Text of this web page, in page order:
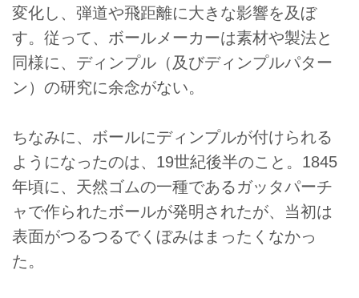
変化し、弾道や飛距離に大きな影響を及ぼ
す。従って、ボールメーカーは素材や製法と
同様に、ディンプル（及びディンプルパター
ン）の研究に余念がない。
ちなみに、ボールにディンプルが付けられる
ようになったのは、19世紀後半のこと。1845
年頃に、天然ゴムの一種であるガッタパーチ
ャで作られたボールが発明されたが、当初は
表面がつるつるでくぼみはまったくなかっ
た。